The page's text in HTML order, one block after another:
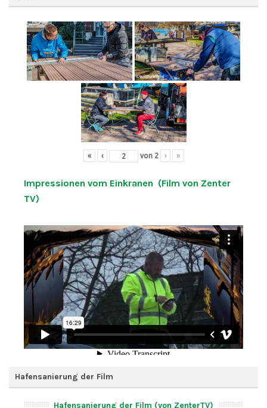
« ‹ von 2 › »
Impressionen vom Einkranen (Film von Zenter
TV)
Hafensanierung der Film
Hafensanierung der Film (von ZenterTV)